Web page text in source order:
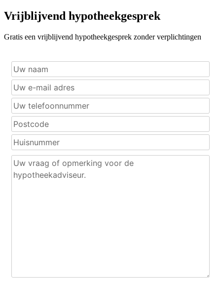
Vrijblijvend hypotheekgesprek
Gratis een vrijblijvend hypotheekgesprek zonder verplichtingen